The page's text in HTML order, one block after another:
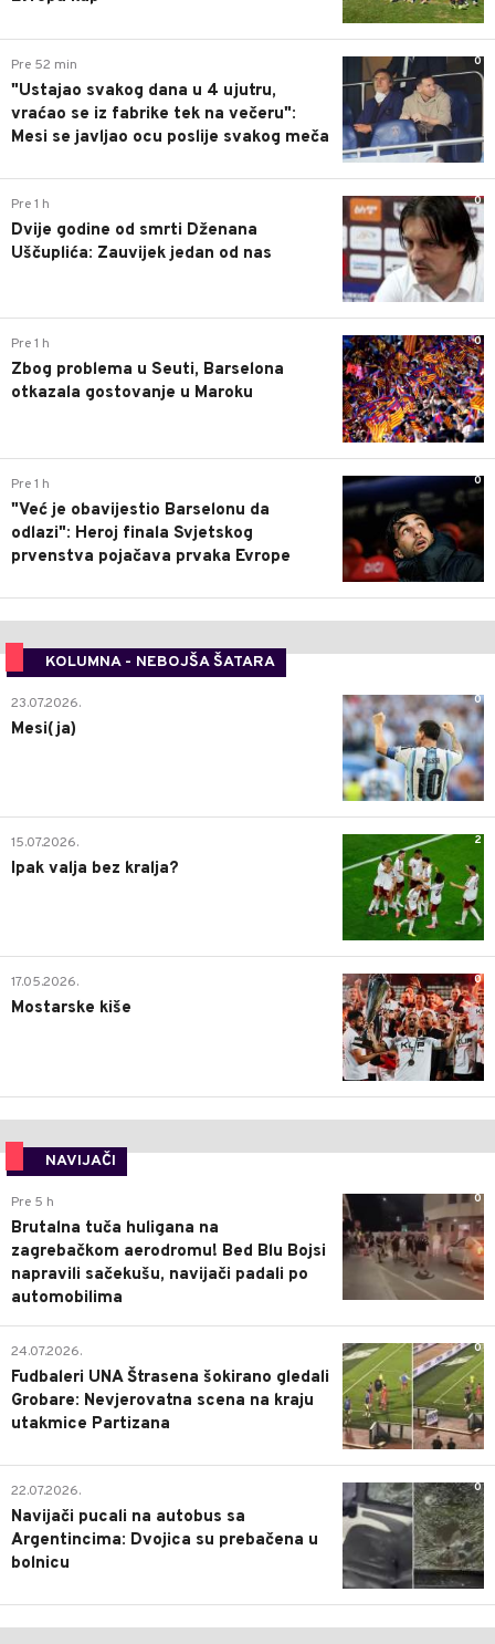
0
Pre 52 min
"Ustajao svakog dana u 4 ujutru,
vraćao se iz fabrike tek na večeru":
Mesi se javljao ocu poslije svakog meča
0
Pre 1 h
Dvije godine od smrti Dženana
Uščuplića: Zauvijek jedan od nas
0
Pre 1 h
Zbog problema u Seuti, Barselona
otkazala gostovanje u Maroku
0
Pre 1 h
"Već je obavijestio Barselonu da
odlazi": Heroj finala Svjetskog
prvenstva pojačava prvaka Evrope
KOLUMNA - NEBOJŠA ŠATARA
0
23.07.2026.
Mesi(ja)
2
15.07.2026.
Ipak valja bez kralja?
0
17.05.2026.
Mostarske kiše
NAVIJAČI
0
Pre 5 h
Brutalna tuča huligana na
zagrebačkom aerodromu! Bed Blu Bojsi
napravili sačekušu, navijači padali po
automobilima
0
24.07.2026.
Fudbaleri UNA Štrasena šokirano gledali
Grobare: Nevjerovatna scena na kraju
utakmice Partizana
0
22.07.2026.
Navijači pucali na autobus sa
Argentincima: Dvojica su prebačena u
bolnicu